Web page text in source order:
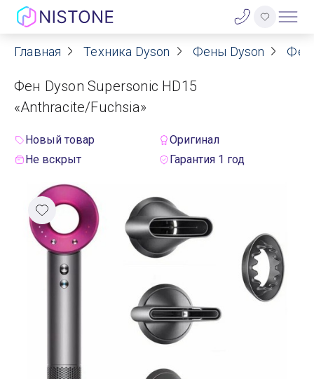
Акции
О нас
Договор оферты
Реквизиты
Контакты
Гарантия
Главная Техника Dyson Фены Dyson Фен
Фен Dyson Supersonic HD15
«Anthraсite/Fuchsia»
Новый товар
Оригинал
Не вскрыт
Гарантия 1 год